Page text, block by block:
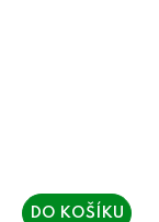
DO KOŠÍKU